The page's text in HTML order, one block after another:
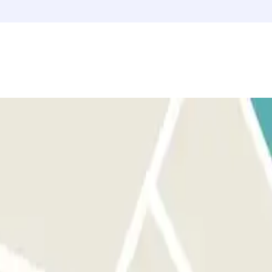
ABRIR LA BARRERA: Detente frente a la barrera. El
libre.
En caso de que tenga múltiples entradas y salidas te
pulsar ningún botón. Si has excedido el tiempo de estancia: ve a